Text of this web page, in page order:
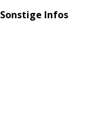
Sonstige Infos